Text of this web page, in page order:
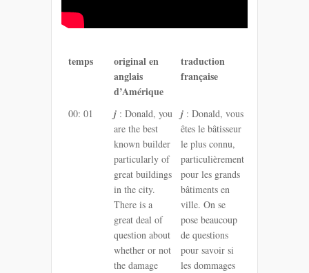
temps
original en
anglais
d’Amérique
traduction
française
00: 01 j : Donald, you
are the best
known builder
particularly of
great buildings
in the city.
There is a
great deal of
question about
whether or not
the damage
j : Donald, vous
êtes le bâtisseur
le plus connu,
particulièrement
pour les grands
bâtiments en
ville. On se
pose beaucoup
de questions
pour savoir si
les dommages